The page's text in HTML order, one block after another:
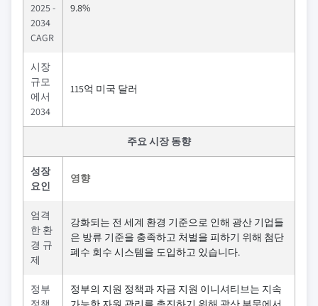
2025 -
2034
CAGR
9.8%
시장
규모
에서
2034
115억 미국 달러
주요 시장 동향
성장
요인
영향
엄격
한 환
경 규
제
강화되는 전 세계 환경 기준으로 인해 광산 기업들
은 방류 기준을 충족하고 처벌을 피하기 위해 첨단
폐수 회수 시스템을 도입하고 있습니다.
정부
정부의 지원 정책과 자금 지원 이니셔티브는 지속